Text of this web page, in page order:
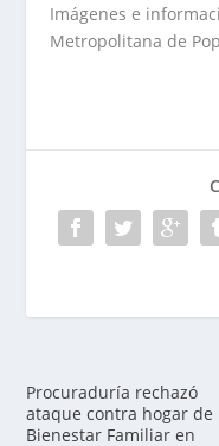
Imágenes e
Metropolitana de
Procuraduría rechazó
ataque contra hogar de
Bienestar Familiar en